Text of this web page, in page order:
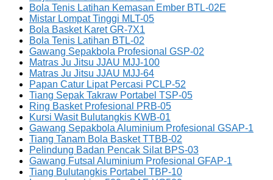
Bola Tenis Latihan Kemasan Ember BTL-02E
Mistar Lompat Tinggi MLT-05
Bola Basket Karet GR-7X1
Bola Tenis Latihan BTL-02
Gawang Sepakbola Profesional GSP-02
Matras Ju Jitsu JJAU MJJ-100
Matras Ju Jitsu JJAU MJJ-64
Papan Catur Lipat Percasi PCLP-52
Tiang Sepak Takraw Portabel TSP-05
Ring Basket Profesional PRB-05
Kursi Wasit Bulutangkis KWB-01
Gawang Sepakbola Aluminium Profesional GSAP-1
Tiang Tanam Bola Basket TTBB-02
Pelindung Badan Pencak Silat BPS-03
Gawang Futsal Aluminium Profesional GFAP-1
Tiang Bulutangkis Portabel TBP-10